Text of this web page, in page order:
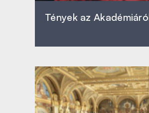
Tények az